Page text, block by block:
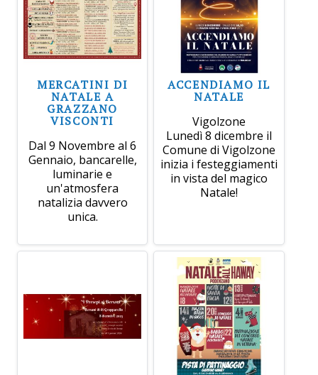
MERCATINI DI
NATALE A
GRAZZANO
VISCONTI
Dal 9 Novembre al 6
Gennaio, bancarelle,
luminarie e
un'atmosfera
natalizia davvero
unica.
ACCENDIAMO IL
NATALE
Vigolzone
Lunedì 8 dicembre il
Comune di Vigolzone
inizia i festeggiamenti
in vista del magico
Natale!